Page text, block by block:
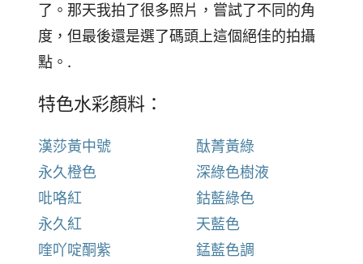
了。那天我拍了很多照片，嘗試了不同的角
度，但最後還是選了碼頭上這個絕佳的拍攝
點。.
特色水彩顏料：
漢莎黃中號
永久橙色
吡咯紅
永久紅
喹吖啶酮紫
酞菁黃綠
深綠色樹液
鈷藍綠色
天藍色
錳藍色調